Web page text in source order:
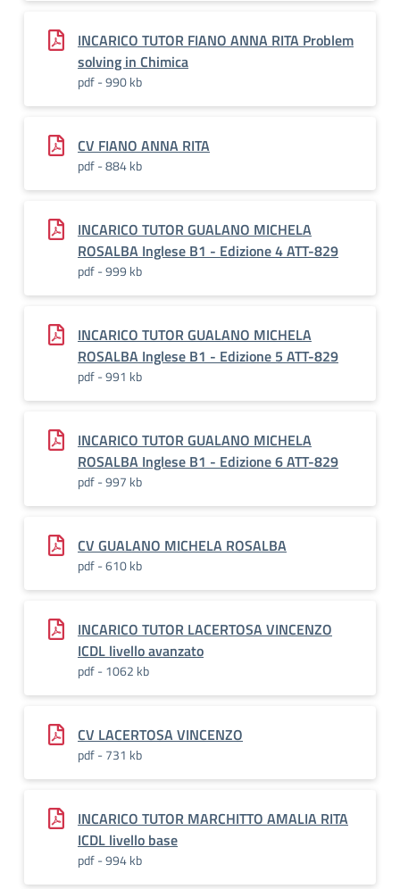
INCARICO TUTOR FIANO ANNA RITA Problem
solving in Chimica
pdf - 990 kb
CV FIANO ANNA RITA
pdf - 884 kb
INCARICO TUTOR GUALANO MICHELA
ROSALBA Inglese B1 - Edizione 4 ATT-829
pdf - 999 kb
INCARICO TUTOR GUALANO MICHELA
ROSALBA Inglese B1 - Edizione 5 ATT-829
pdf - 991 kb
INCARICO TUTOR GUALANO MICHELA
ROSALBA Inglese B1 - Edizione 6 ATT-829
pdf - 997 kb
CV GUALANO MICHELA ROSALBA
pdf - 610 kb
INCARICO TUTOR LACERTOSA VINCENZO
ICDL livello avanzato
pdf - 1062 kb
CV LACERTOSA VINCENZO
pdf - 731 kb
INCARICO TUTOR MARCHITTO AMALIA RITA
ICDL livello base
pdf - 994 kb